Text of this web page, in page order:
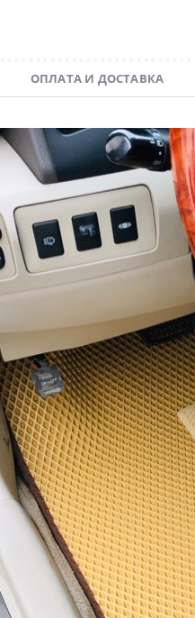
ОПЛАТА И ДОСТАВКА